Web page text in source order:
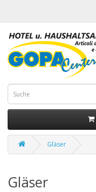
Gläser
Gläser